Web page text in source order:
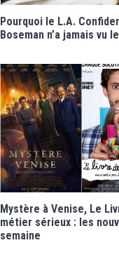
Pourquoi le L.A.
Boseman n’a jamais vu
Mystère à Venise, Le
métier sérieux : les
semaine